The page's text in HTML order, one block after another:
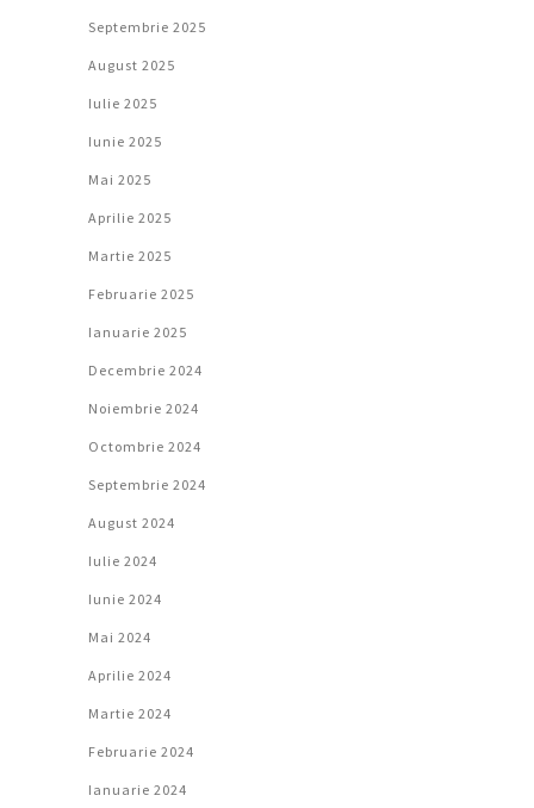
Septembrie 2025
August 2025
Iulie 2025
Iunie 2025
Mai 2025
Aprilie 2025
Martie 2025
Februarie 2025
Ianuarie 2025
Decembrie 2024
Noiembrie 2024
Octombrie 2024
Septembrie 2024
August 2024
Iulie 2024
Iunie 2024
Mai 2024
Aprilie 2024
Martie 2024
Februarie 2024
Ianuarie 2024